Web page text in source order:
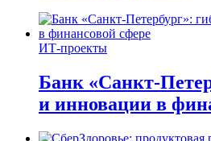
ИТ-проекты
Банк «Санкт-
и инновации в